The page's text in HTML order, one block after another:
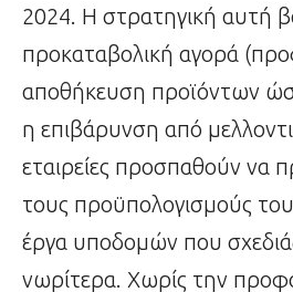
2024. Η στρατηγική αυτή
προκαταβολική αγορά
αποθήκευση προϊόντων
η επιβάρυνση από
εταιρείες προσπαθούν να
τους προϋπολογισμούς
έργα υποδομών που
νωρίτερα. Χωρίς την